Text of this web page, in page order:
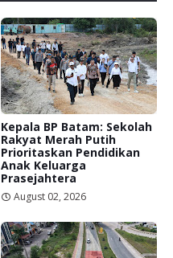
Kepala BP Batam: Sekolah
Rakyat Merah Putih
Prioritaskan Pendidikan
Anak Keluarga
Prasejahtera
August 02, 2026